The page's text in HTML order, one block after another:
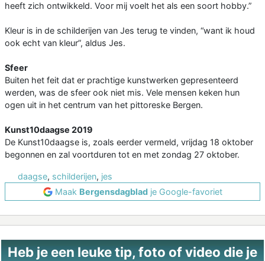
heeft zich ontwikkeld. Voor mij voelt het als een soort hobby.”
Kleur is in de schilderijen van Jes terug te vinden, “want ik houd
ook echt van kleur”, aldus Jes.
Sfeer
Buiten het feit dat er prachtige kunstwerken gepresenteerd
werden, was de sfeer ook niet mis. Vele mensen keken hun
ogen uit in het centrum van het pittoreske Bergen.
Kunst10daagse 2019
De Kunst10daagse is, zoals eerder vermeld, vrijdag 18 oktober
begonnen en zal voortduren tot en met zondag 27 oktober.
daagse, schilderijen, jes
Maak Bergensdagbladje Google-favoriet
Heb je een leuke tip, foto of video die je